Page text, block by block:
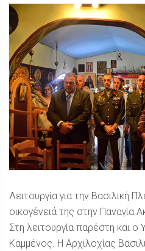
Λειτουργία για την Βασιλική
οικογένειά της στην Παναγία
Στη λειτουργία παρέστη και
Καμμένος. Η Αρχιλοχίας